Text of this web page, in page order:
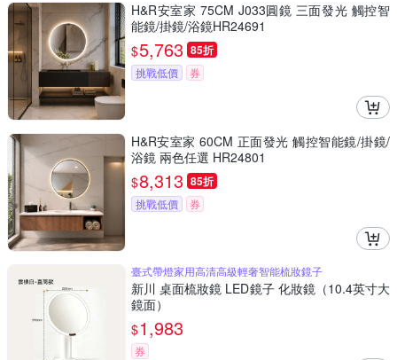
H&R安室家 75CM J033圓鏡 三面發光 觸控智
能鏡/掛鏡/浴鏡HR24691
$5,763 85折
挑戰低價 券
H&R安室家 60CM 正面發光 觸控智能鏡/掛鏡/
浴鏡 兩色任選 HR24801
$8,313 85折
挑戰低價 券
臺式帶燈家用高清高級輕奢智能梳妝鏡子
新川 桌面梳妝鏡 LED鏡子 化妝鏡（10.4英寸大
鏡面）
$1,983
券